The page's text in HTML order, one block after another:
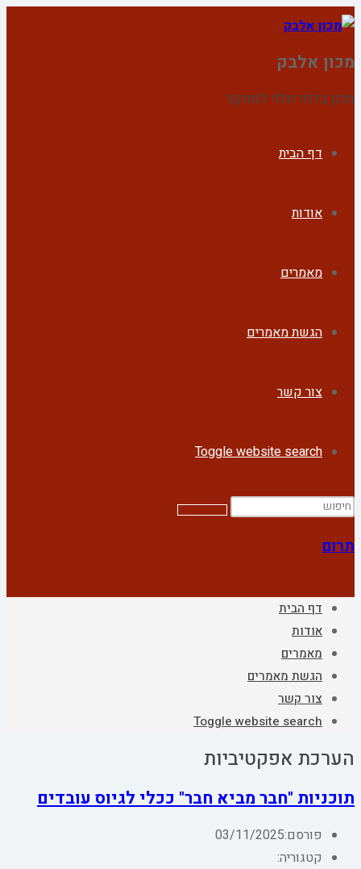
מכון אלבק
מכון בלתי תלוי למחקר
דף הבית
אודות
מאמרים
הגשת מאמרים
צור קשר
Toggle website search
תרום
דף הבית
אודות
מאמרים
הגשת מאמרים
צור קשר
Toggle website search
הערכת אפקטיביות
תוכניות "חבר מביא חבר" ככלי לגיוס עובדים
פורסם:03/11/2025
קטגוריה: